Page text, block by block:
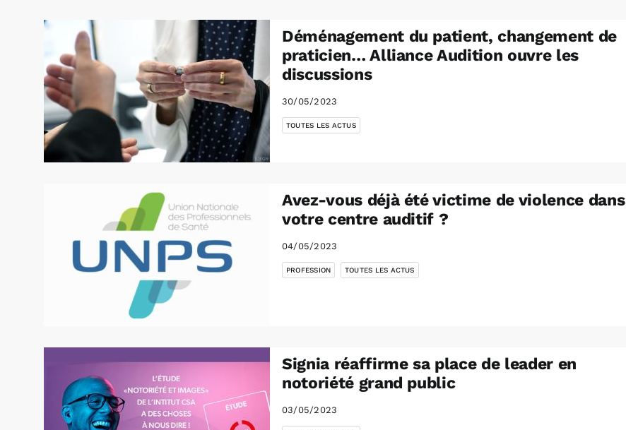
Déménagement du patient, changement de
praticien… Alliance Audition ouvre les
discussions
30/05/2023
TOUTES LES ACTUS
Avez-vous déjà été victime de violence dans
votre centre auditif ?
04/05/2023
PROFESSION
,
TOUTES LES ACTUS
Signia réaffirme sa place de leader en
notoriété grand public
03/05/2023